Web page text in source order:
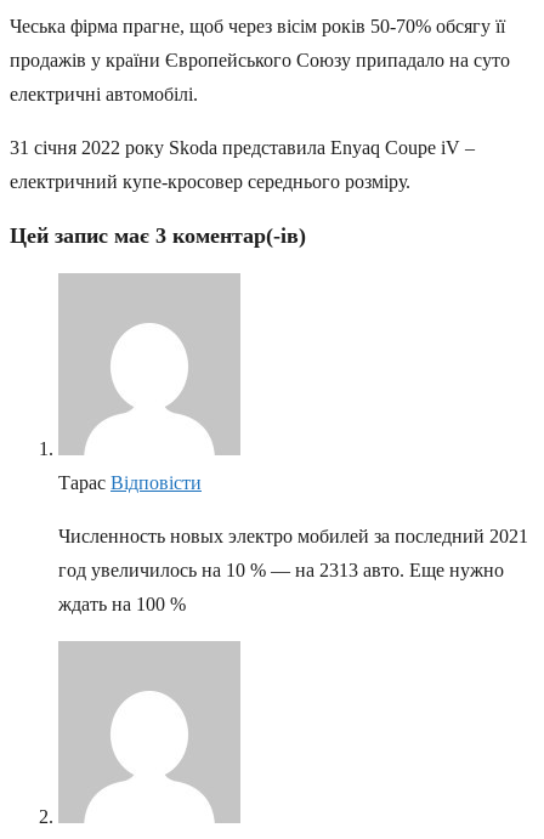
Чеська фірма прагне, щоб через вісім років 50-70% обсягу її
продажів у країни Європейського Союзу припадало на суто
електричні автомобілі.
31 січня 2022 року Skoda представила Enyaq Coupe iV –
електричний купе-кросовер середнього розміру.
Цей запис має 3 коментар(-ів)
Тарас Відповіcти
Численность новых электро мобилей за последний 2021
год увеличилось на 10 % — на 2313 авто. Еще нужно
ждать на 100 %